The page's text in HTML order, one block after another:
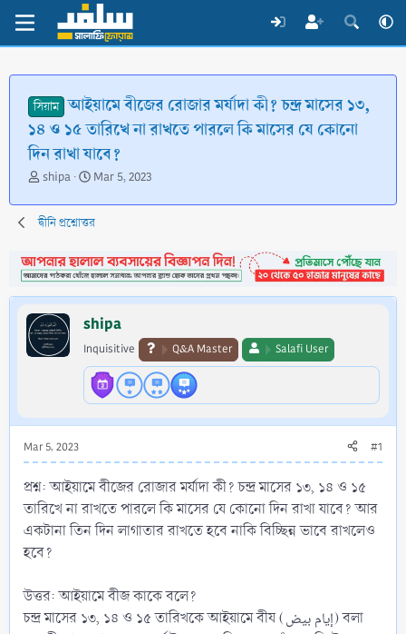
সিয়াম আইয়ামে বীজের রোজার মর্যাদা কী? চন্দ্র মাসের ১৩,
১৪ ও ১৫ তারিখে না রাখতে পারলে কি মাসের যে কোনো
দিন রাখা যাবে?
T
r
e
d
s
t
a
r
t
shipa
S
a
r
d
a
t
e
Mar 5, 2023
দ্বীনি প্রশ্নোত্তর
shipa
Inquisitive Q&A Master Salafi User
Mar 5, 2023 #1
প্রশ্ন: আইয়ামে বীজের রোজার মর্যাদা কী? চন্দ্র মাসের ১৩, ১৪ ও ১৫
তারিখে না রাখতে পারলে কি মাসের যে কোনো দিন রাখা যাবে? আর
একটানা তিন দিন লাগাতার রাখতে হবে নাকি বিচ্ছিন্ন ভাবে রাখলেও
হবে?
উত্তর: আইয়ামে বীজ কাকে বলে?
চন্দ্র মাসের ১৩, ১৪ ও ১৫ তারিখকে আইয়ামে বীয (إيام بيض) বলা